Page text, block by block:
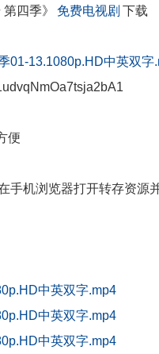
四季》
免费电视剧 下载
01-13.1080p.HD中英双字
便
手机浏览器打开转存资源
中英双字.mp4
中英双字.mp4
中英双字.mp4